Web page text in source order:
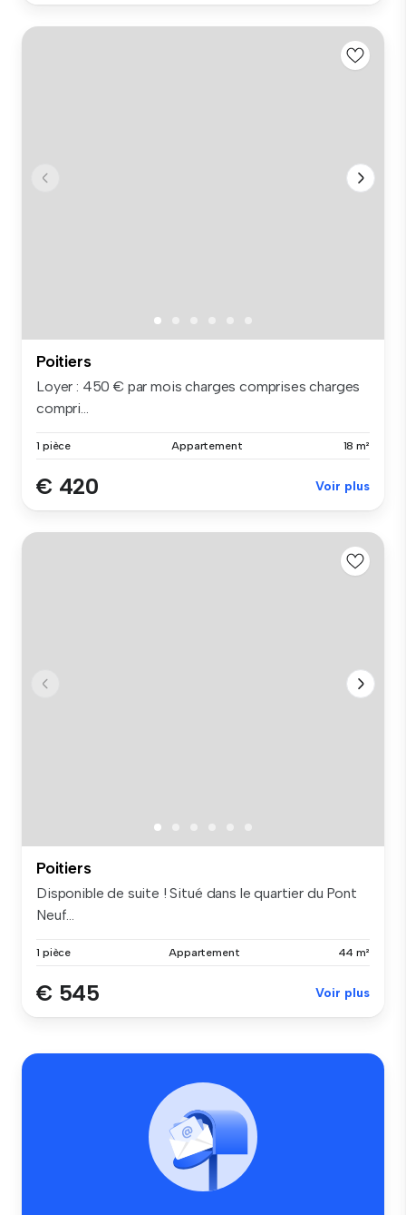
Poitiers
Loyer : 450 € par mois charges comprises charges
compri...
1 pièce Appartement 18 m²
€ 420 Voir plus
Poitiers
Disponible de suite ! Situé dans le quartier du Pont
Neuf...
1 pièce Appartement 44 m²
€ 545 Voir plus